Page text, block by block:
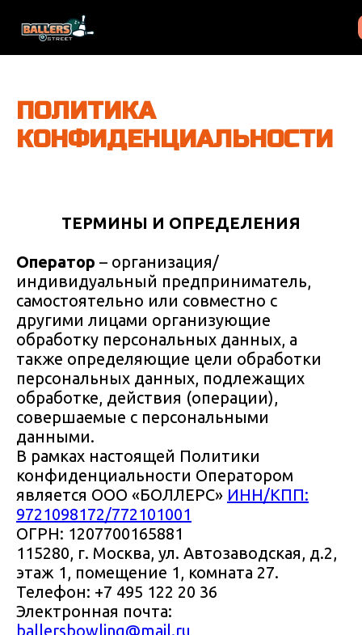
ПОЛИТИКА
КОНФИДЕНЦИАЛЬНОСТИ
ТЕРМИНЫ И ОПРЕДЕЛЕНИЯ
Оператор – организация/
индивидуальный предприниматель,
самостоятельно или совместно с
другими лицами организующие
обработку персональных данных, а
также определяющие цели обработки
персональных данных, подлежащих
обработке, действия (операции),
совершаемые с персональными
данными.
В рамках настоящей Политики
конфиденциальности Оператором
является ООО «БОЛЛЕРС» ИНН/КПП:
9721098172/772101001
ОГРН: 1207700165881
115280, г. Москва, ул. Автозаводская, д.2,
этаж 1, помещение 1, комната 27.
Телефон: +7 495 122 20 36
Электронная почта:
ballersbowling@mail.ru